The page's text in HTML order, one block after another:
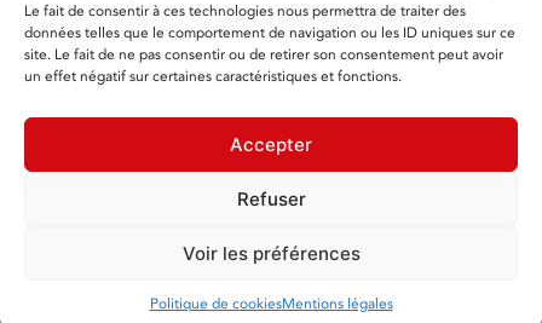
Le fait de consentir à ces technologies nous permettra de traiter des
données telles que le comportement de navigation ou les ID uniques sur ce
site. Le fait de ne pas consentir ou de retirer son consentement peut avoir
un effet négatif sur certaines caractéristiques et fonctions.
Accepter
Refuser
Voir les préférences
Politique de cookiesMentions légales
*En renseignant votre adresse email, vous acceptez de
recevoir les dernières nouvelles de CERES Groupe par
courrier électronique et vous prenez connaissance de
notre Politique de confidentialité. Vous pouvez vous
désinscrire à tout moment à l’aide des liens de
contact@ceres-groupe.fr
- Tous droits réservés -
mentions légales
Réalisation Agence de Communication Morgane